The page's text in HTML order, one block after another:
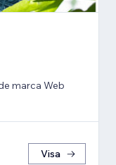
marca Web
Visa